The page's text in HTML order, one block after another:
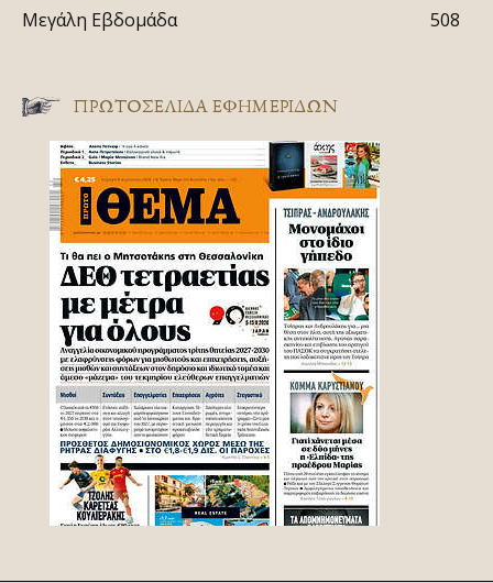
Μεγάλη Εβδομάδα
508
ΠΡΩΤΟΣΈΛΙΔΑ ΕΦΗΜΕΡΊΔΩΝ